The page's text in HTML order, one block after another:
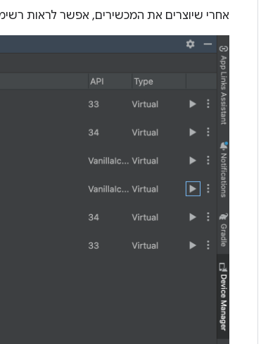
אחרי שיוצרים את המכשירים, אפשר לראות